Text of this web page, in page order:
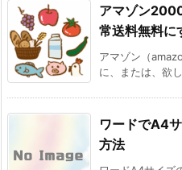
アマゾン
常送料無料に
アマゾン（
に、または、欲
ワードでA4
方法